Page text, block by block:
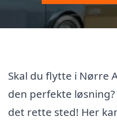
Skal du flytte i Nørre
den perfekte
det rette sted! Her